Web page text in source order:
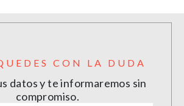
CON LA DUDA
datos y te informaremos sin
compromiso.